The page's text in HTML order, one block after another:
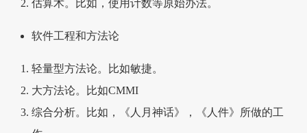
估算术。比如，使用计数等原始办法。
软件工程和方法论
轻量型方法论。比如敏捷。
大方法论。比如CMMI
综合分析。比如，《人月神话》，《人件》所做的工